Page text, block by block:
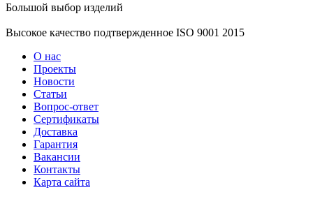
Большой выбор изделий
Высокое качество подтвержденное ISO 9001 2015
О нас
Проекты
Новости
Статьи
Вопрос-ответ
Сертификаты
Доставка
Гарантия
Вакансии
Контакты
Карта сайта